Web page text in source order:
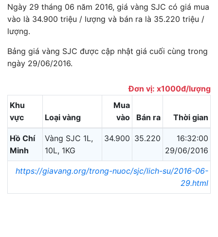
Ngày 29 tháng 06 năm 2016, giá vàng SJC có giá mua
vào là 34.900 triệu / lượng và bán ra là 35.220 triệu /
lượng.
Bảng giá vàng SJC được cập nhật giá cuối cùng trong
ngày 29/06/2016.
Đơn vị: x1000đ/lượng
Khu
vực
Loại vàng
Mua
vào
Bán ra Thời gian
Hồ Chí
Minh
Vàng SJC 1L,
10L, 1KG
34.900 35.220
16:32:00
29/06/2016
https://giavang.org/trong-nuoc/sjc/lich-su/2016-06-
29.html